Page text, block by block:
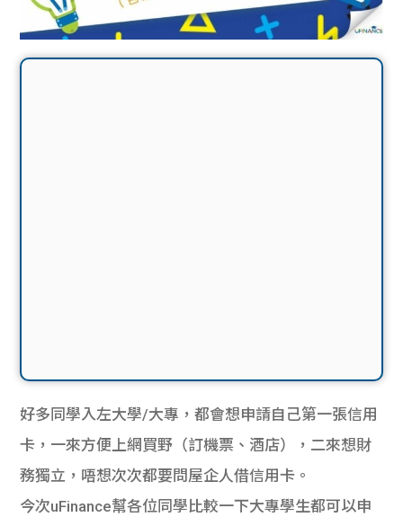
好多同學入左大學/大專，都會想申請自己第一張信用
卡，一來方便上網買野（訂機票、酒店），二來想財
務獨立，唔想次次都要問屋企人借信用卡。
今次uFinance幫各位同學比較一下大專學生都可以申